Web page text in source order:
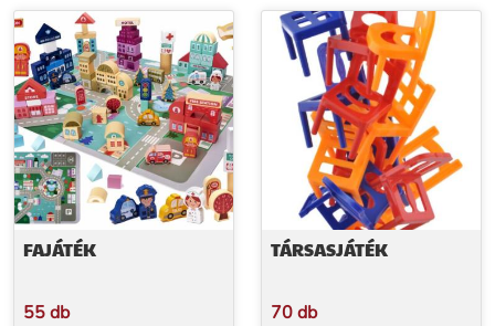
FAJÁTÉK
55 db
TÁRSASJÁTÉK
70 db